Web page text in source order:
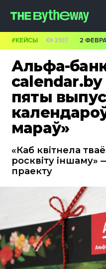
Альфа-
пяты
мараў»
«Каб квітнела
росквіту
праекту
#КЕЙСЫ 3107 2